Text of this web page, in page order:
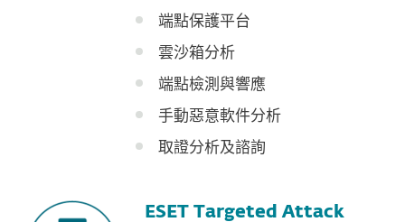
端點保護平台
雲沙箱分析
端點檢測與響應
手動惡意軟件分析
取證分析及諮詢
ESET Targeted Attack